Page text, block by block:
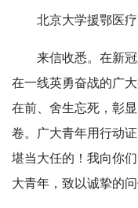
北京大学援鄂医疗
来信收悉。在新
在一线英勇奋战的广
在前、舍生忘死，彰
卷。广大青年用行动
堪当大任的！我向你
大青年，致以诚挚的问